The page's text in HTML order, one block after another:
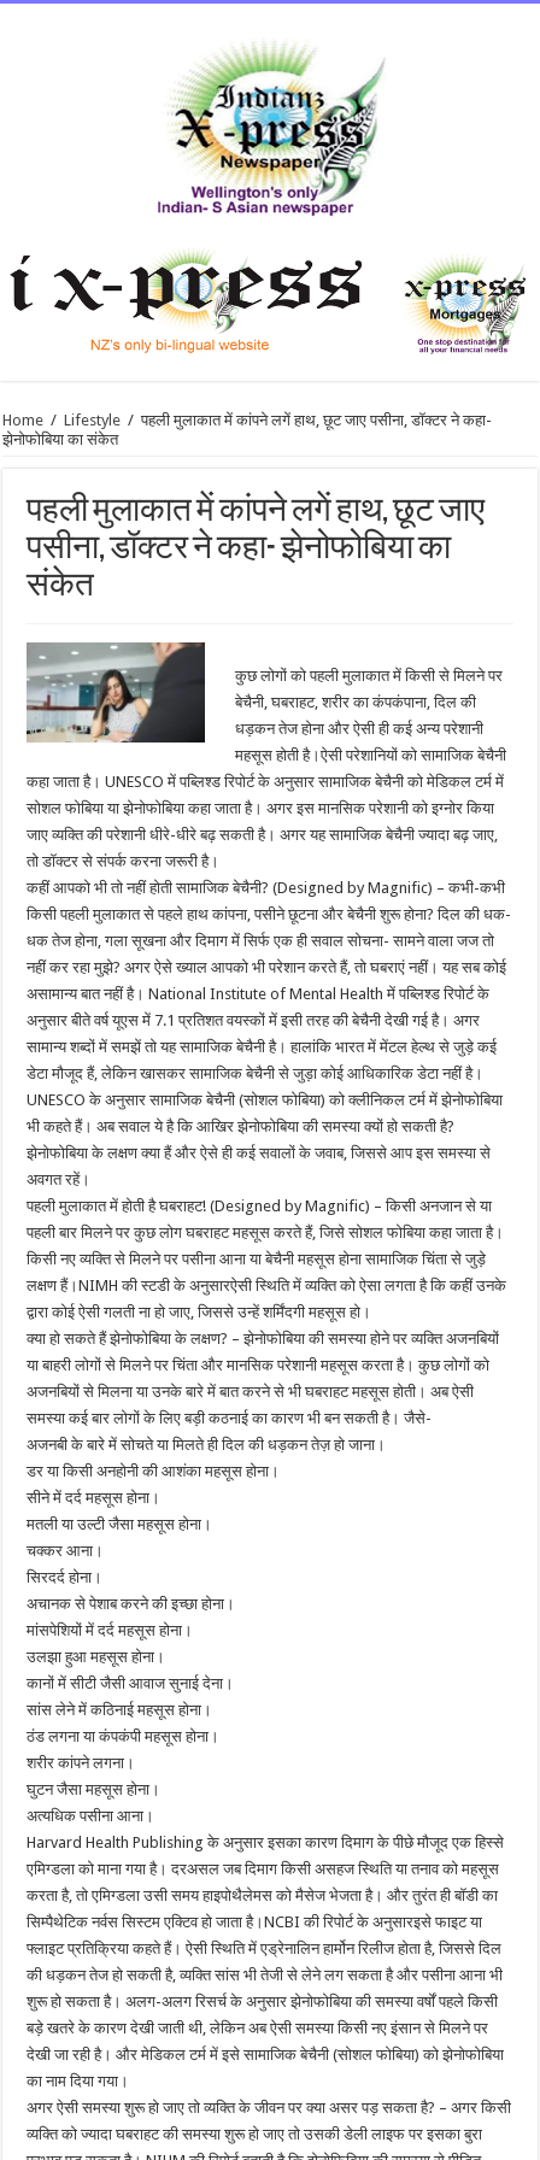
Home / Lifestyle / पहली मुलाकात में कांपने लगें हाथ, छूट जाए पसीना, डॉक्टर ने कहा-
झेनोफोबिया का संकेत
पहली मुलाकात में कांपने लगें हाथ, छूट जाए
पसीना, डॉक्टर ने कहा- झेनोफोबिया का
संकेत
कुछ लोगों को पहली मुलाकात में किसी से मिलने पर
बेचैनी, घबराहट, शरीर का कंपकंपाना, दिल की
धड़कन तेज होना और ऐसी ही कई अन्य परेशानी
महसूस होती है।ऐसी परेशानियों को सामाजिक बेचैनी
कहा जाता है। UNESCO में पब्लिश्ड रिपोर्ट के अनुसार सामाजिक बेचैनी को मेडिकल टर्म में
सोशल फोबिया या झेनोफोबिया कहा जाता है। अगर इस मानसिक परेशानी को इग्नोर किया
जाए व्यक्ति की परेशानी धीरे-धीरे बढ़ सकती है। अगर यह सामाजिक बेचैनी ज्यादा बढ़ जाए,
तो डॉक्टर से संपर्क करना जरूरी है।
कहीं आपको भी तो नहीं होती सामाजिक बेचैनी? (Designed by Magnific) – कभी-कभी
किसी पहली मुलाकात से पहले हाथ कांपना, पसीने छूटना और बेचैनी शुरू होना? दिल की धक-
धक तेज होना, गला सूखना और दिमाग में सिर्फ एक ही सवाल सोचना- सामने वाला जज तो
नहीं कर रहा मुझे? अगर ऐसे ख्याल आपको भी परेशान करते हैं, तो घबराएं नहीं। यह सब कोई
असामान्य बात नहीं है। National Institute of Mental Health में पब्लिश्ड रिपोर्ट के
अनुसार बीते वर्ष यूएस में 7.1 प्रतिशत वयस्कों में इसी तरह की बेचैनी देखी गई है। अगर
सामान्य शब्दों में समझें तो यह सामाजिक बेचैनी है। हालांकि भारत में मेंटल हेल्थ से जुड़े कई
डेटा मौजूद हैं, लेकिन खासकर सामाजिक बेचैनी से जुड़ा कोई आधिकारिक डेटा नहीं है।
UNESCO के अनुसार सामाजिक बेचैनी (सोशल फोबिया) को क्लीनिकल टर्म में झेनोफोबिया
भी कहते हैं। अब सवाल ये है कि आखिर झेनोफोबिया की समस्या क्यों हो सकती है?
झेनोफोबिया के लक्षण क्या हैं और ऐसे ही कई सवालों के जवाब, जिससे आप इस समस्या से
अवगत रहें।
पहली मुलाकात में होती है घबराहट! (Designed by Magnific) – किसी अनजान से या
पहली बार मिलने पर कुछ लोग घबराहट महसूस करते हैं, जिसे सोशल फोबिया कहा जाता है।
किसी नए व्यक्ति से मिलने पर पसीना आना या बेचैनी महसूस होना सामाजिक चिंता से जुड़े
लक्षण हैं।NIMH की स्टडी के अनुसारऐसी स्थिति में व्यक्ति को ऐसा लगता है कि कहीं उनके
द्वारा कोई ऐसी गलती ना हो जाए, जिससे उन्हें शर्मिंदगी महसूस हो।
क्या हो सकते हैं झेनोफोबिया के लक्षण? – झेनोफोबिया की समस्या होने पर व्यक्ति अजनबियों
या बाहरी लोगों से मिलने पर चिंता और मानसिक परेशानी महसूस करता है। कुछ लोगों को
अजनबियों से मिलना या उनके बारे में बात करने से भी घबराहट महसूस होती। अब ऐसी
समस्या कई बार लोगों के लिए बड़ी कठनाई का कारण भी बन सकती है। जैसे-
अजनबी के बारे में सोचते या मिलते ही दिल की धड़कन तेज़ हो जाना।
डर या किसी अनहोनी की आशंका महसूस होना।
सीने में दर्द महसूस होना।
मतली या उल्टी जैसा महसूस होना।
चक्कर आना।
सिरदर्द होना।
अचानक से पेशाब करने की इच्छा होना।
मांसपेशियों में दर्द महसूस होना।
उलझा हुआ महसूस होना।
कानों में सीटी जैसी आवाज सुनाई देना।
सांस लेने में कठिनाई महसूस होना।
ठंड लगना या कंपकंपी महसूस होना।
शरीर कांपने लगना।
घुटन जैसा महसूस होना।
अत्यधिक पसीना आना।
Harvard Health Publishing के अनुसार इसका कारण दिमाग के पीछे मौजूद एक हिस्से
एमिग्डला को माना गया है। दरअसल जब दिमाग किसी असहज स्थिति या तनाव को महसूस
करता है, तो एमिग्डला उसी समय हाइपोथैलेमस को मैसेज भेजता है। और तुरंत ही बॉडी का
सिम्पैथेटिक नर्वस सिस्टम एक्टिव हो जाता है।NCBI की रिपोर्ट के अनुसारइसे फाइट या
फ्लाइट प्रतिक्रिया कहते हैं। ऐसी स्थिति में एड्रेनालिन हार्मोन रिलीज होता है, जिससे दिल
की धड़कन तेज हो सकती है, व्यक्ति सांस भी तेजी से लेने लग सकता है और पसीना आना भी
शुरू हो सकता है। अलग-अलग रिसर्च के अनुसार झेनोफोबिया की समस्या वर्षों पहले किसी
बड़े खतरे के कारण देखी जाती थी, लेकिन अब ऐसी समस्या किसी नए इंसान से मिलने पर
देखी जा रही है। और मेडिकल टर्म में इसे सामाजिक बेचैनी (सोशल फोबिया) को झेनोफोबिया
का नाम दिया गया।
अगर ऐसी समस्या शुरू हो जाए तो व्यक्ति के जीवन पर क्या असर पड़ सकता है? – अगर किसी
व्यक्ति को ज्यादा घबराहट की समस्या शुरू हो जाए तो उसकी डेली लाइफ पर इसका बुरा